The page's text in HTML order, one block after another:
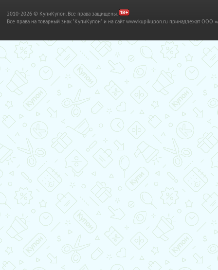
2010-2026 © КупиКупон. Все права защищены.
Все права на товарный знак "КупиКупон" и на сайт www.kupikupon.ru принадлежат